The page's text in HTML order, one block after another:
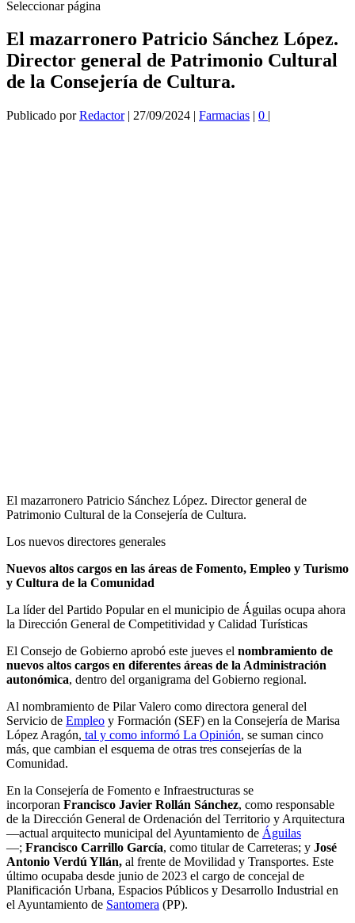
Seleccionar página
El mazarronero Patricio Sánchez López.
Director general de Patrimonio Cultural
de la Consejería de Cultura.
Publicado porRedactor| 27/09/2024 | Farmacias | 0 |
El mazarronero Patricio Sánchez López. Director general de
Patrimonio Cultural de la Consejería de Cultura.
Los nuevos directores generales
Nuevos altos cargos en las áreas de Fomento, Empleo y Turismo
y Cultura de la Comunidad
La líder del Partido Popular en el municipio de Águilas ocupa ahora
la Dirección General de Competitividad y Calidad Turísticas
El Consejo de Gobierno aprobó este jueves el nombramiento de
nuevos altos cargos en diferentes áreas de la Administración
autonómica, dentro del organigrama del Gobierno regional.
Al nombramiento de Pilar Valero como directora general del
Servicio de Empleo y Formación (SEF) en la Consejería de Marisa
López Aragón, tal y como informó La Opinión, se suman cinco
más, que cambian el esquema de otras tres consejerías de la
Comunidad.
En la Consejería de Fomento e Infraestructuras se
incorporan Francisco Javier Rollán Sánchez, como responsable
de la Dirección General de Ordenación del Territorio y Arquitectura
—actual arquitecto municipal del Ayuntamiento de Águilas
—; Francisco Carrillo García, como titular de Carreteras; y José
Antonio Verdú Yllán, al frente de Movilidad y Transportes. Este
último ocupaba desde junio de 2023 el cargo de concejal de
Planificación Urbana, Espacios Públicos y Desarrollo Industrial en
el Ayuntamiento de Santomera (PP).